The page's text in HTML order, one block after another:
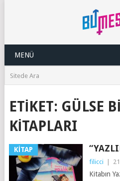
MENÜ
ETIKET: GÜLSE
KITAPLARI
KITAP
filicci
Kitabın